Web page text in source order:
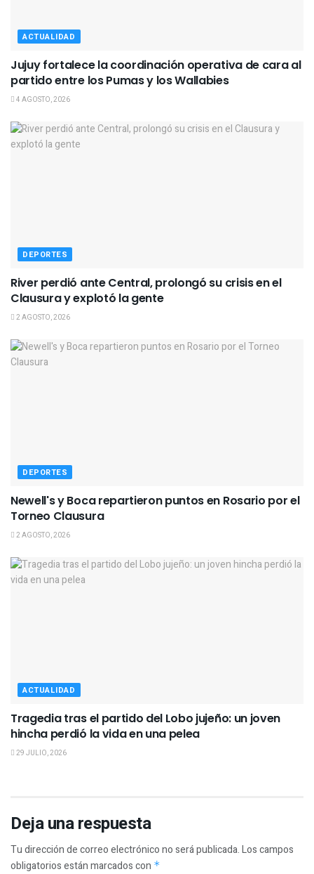
ACTUALIDAD
Jujuy fortalece la coordinación operativa de cara al
partido entre los Pumas y los Wallabies
4 AGOSTO, 2026
DEPORTES
River perdió ante Central, prolongó su crisis en el
Clausura y explotó la gente
2 AGOSTO, 2026
DEPORTES
Newell's y Boca repartieron puntos en Rosario por el
Torneo Clausura
2 AGOSTO, 2026
ACTUALIDAD
Tragedia tras el partido del Lobo jujeño: un joven
hincha perdió la vida en una pelea
29 JULIO, 2026
Deja una respuesta
Tu dirección de correo electrónico no será publicada.Los campos
obligatorios están marcados con *